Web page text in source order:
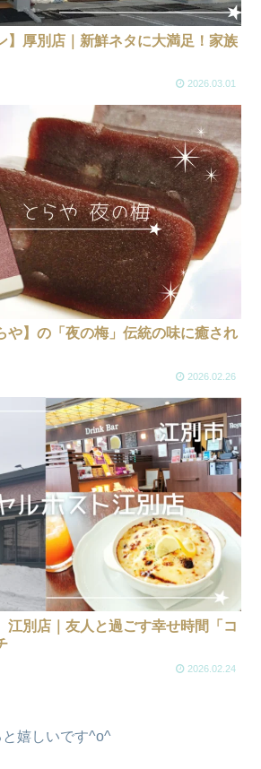
】厚別店｜新鮮ネタに大満足！家族
2026.03.01
や】の「夜の梅」伝統の味に癒され
2026.02.26
江別店｜友人と過ごす幸せ時間「コ
2026.02.24
嬉しいです^o^